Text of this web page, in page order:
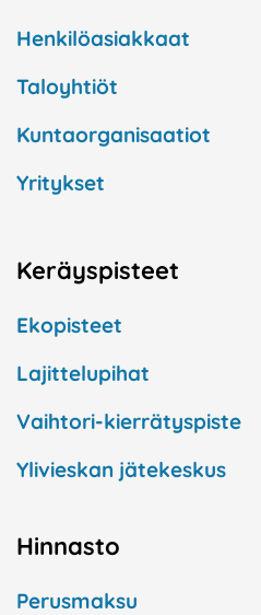
Henkilöasiakkaat
Taloyhtiöt
Kuntaorganisaatiot
Yritykset
Keräyspisteet
Ekopisteet
Lajittelupihat
Vaihtori-kierrätyspiste
Ylivieskan jätekeskus
Hinnasto
Perusmaksu